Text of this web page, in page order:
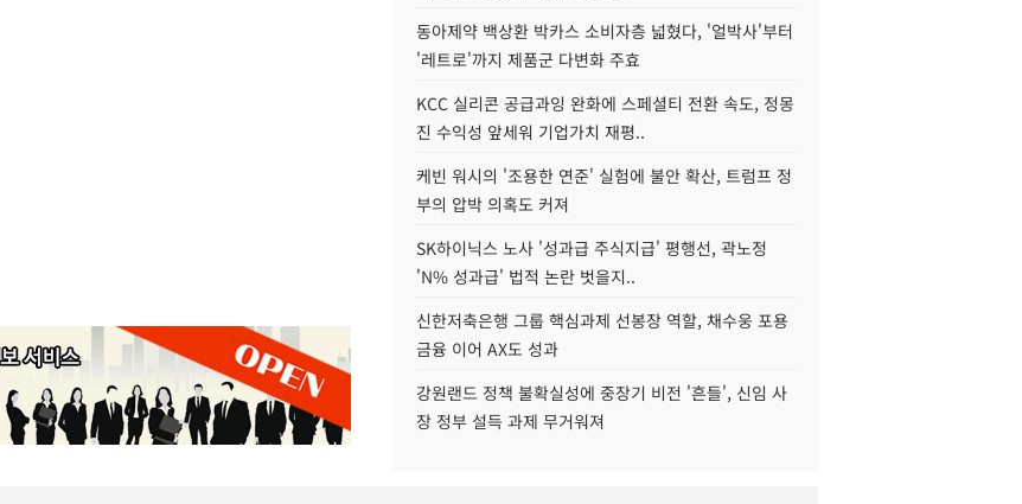
동아제약 백상환 박카스 소비자층 넓혔다, '얼박사'부터
'레트로'까지 제품군 다변화 주효
KCC 실리콘 공급과잉 완화에 스페셜티 전환 속도, 정몽
진 수익성 앞세워 기업가치 재평..
케빈 워시의 '조용한 연준' 실험에 불안 확산, 트럼프 정
부의 압박 의혹도 커져
SK하이닉스 노사 '성과급 주식지급' 평행선, 곽노정
'N% 성과급' 법적 논란 벗을지..
신한저축은행 그룹 핵심과제 선봉장 역할, 채수웅 포용
금융 이어 AX도 성과
강원랜드 정책 불확실성에 중장기 비전 '흔들', 신임 사
장 정부 설득 과제 무거워져